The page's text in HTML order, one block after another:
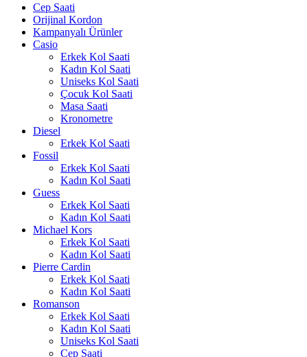
Cep Saati
Orijinal Kordon
Kampanyalı Ürünler
Casio
Erkek Kol Saati
Kadın Kol Saati
Uniseks Kol Saati
Çocuk Kol Saati
Masa Saati
Kronometre
Diesel
Erkek Kol Saati
Fossil
Erkek Kol Saati
Kadın Kol Saati
Guess
Erkek Kol Saati
Kadın Kol Saati
Michael Kors
Erkek Kol Saati
Kadın Kol Saati
Pierre Cardin
Erkek Kol Saati
Kadın Kol Saati
Romanson
Erkek Kol Saati
Kadın Kol Saati
Uniseks Kol Saati
Cep Saati